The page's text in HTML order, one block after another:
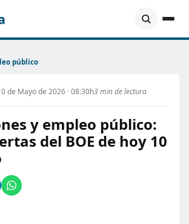
público
de Mayo de 2026 · 08:30h3 min de lectura
y empleo público:
del BOE de hoy 10